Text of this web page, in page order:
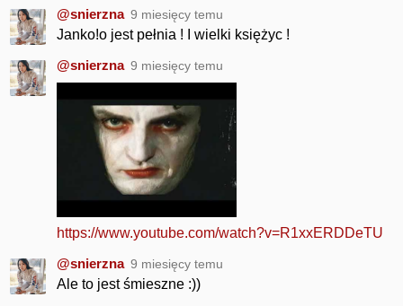
@snierzna 9 miesięcy temu
Janko!o jest pełnia ! I wielki księżyc !
@snierzna 9 miesięcy temu
https://www.youtube.com/watch?v=R1xxERDDeTU
@snierzna 9 miesięcy temu
Ale to jest śmieszne :))